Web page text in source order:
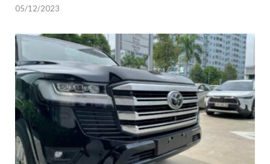
05/12/2023